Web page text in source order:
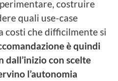
costruire
quali use-case
costi che difficilmente si
è quindi
dall’inizio con scelte
l’autonomia